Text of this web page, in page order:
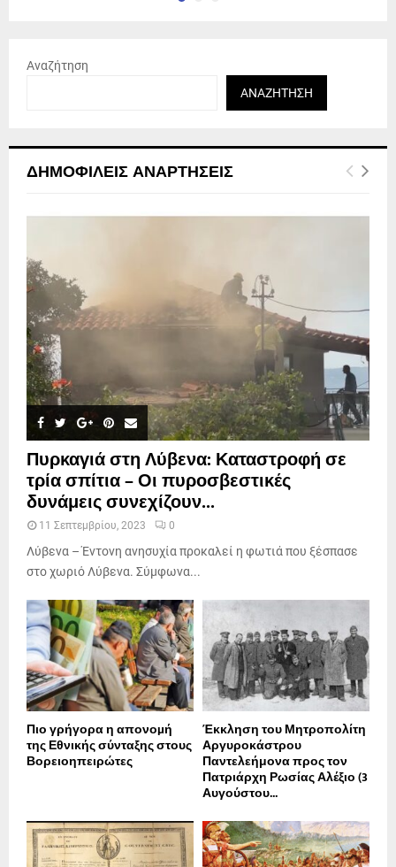
Αναζήτηση
ΑΝΑΖΉΤΗΣΗ
ΔΗΜΟΦΙΛΕΊΣ ΑΝΑΡΤΉΣΕΙΣ
Πυρκαγιά στη Λύβενα: Καταστροφή σε
τρία σπίτια – Οι πυροσβεστικές
δυνάμεις συνεχίζουν...
11 Σεπτεμβρίου, 2023 0
Λύβενα – Έντονη ανησυχία προκαλεί η φωτιά που ξέσπασε
στο χωριό Λύβενα. Σύμφωνα...
Πιο γρήγορα η απονοµή
της Εθνικής σύνταξης στους
Βορειοηπειρώτες
Έκκληση του Μητροπολίτη
Αργυροκάστρου
Παντελεήμονα προς τον
Πατριάρχη Ρωσίας Αλέξιο (3
Αυγούστου...